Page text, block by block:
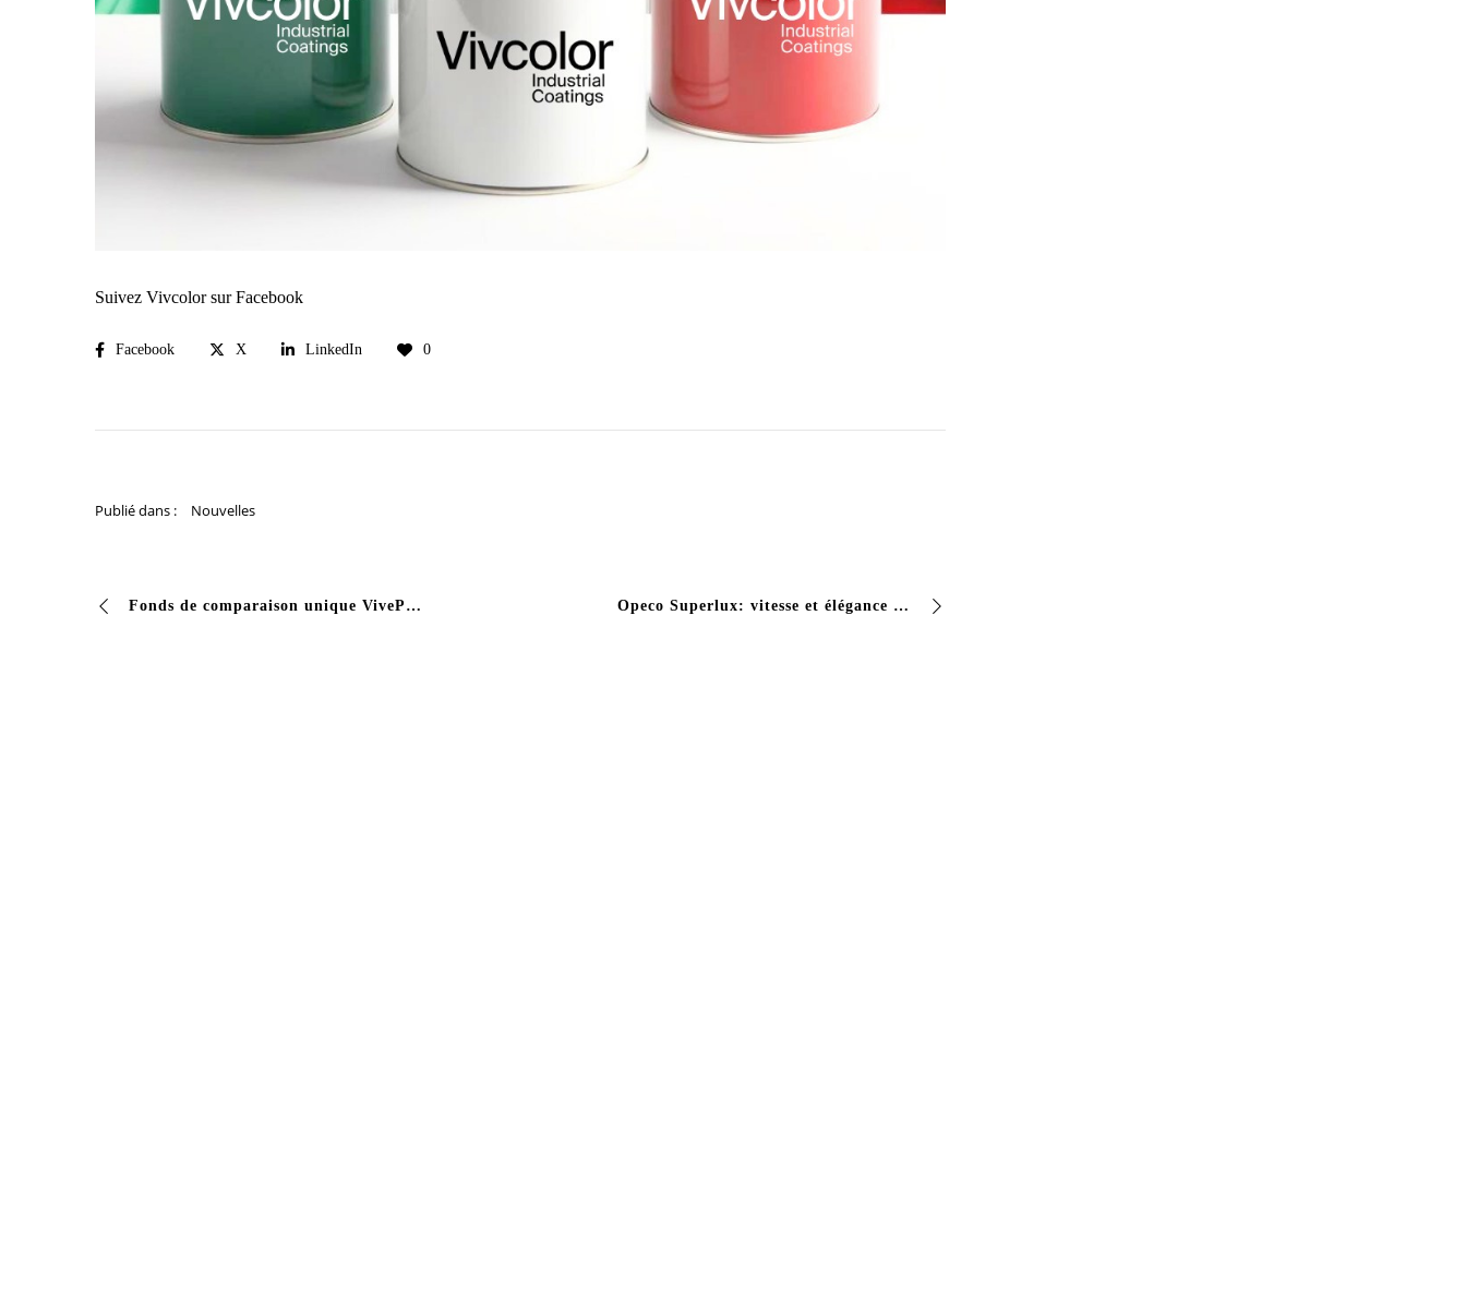
Suivez Vivcolor sur Facebook
Facebook X LinkedIn 0
Publié dans : Nouvelles
Fonds de comparaison unique VivePox Vous avez besoin d’un fonds polyvalent qui offre une protection contre les anticorps sans la complexité des deux composants? Découvrez Vivepox Fondo … Opeco Superlux: vitesse et élégance recherchez-vous un vernis à ongles qui sèche rapidement avec une finition opaque impeccable? Superlux Opaque est votre solution!. Points de …